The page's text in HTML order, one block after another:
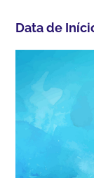
Data de